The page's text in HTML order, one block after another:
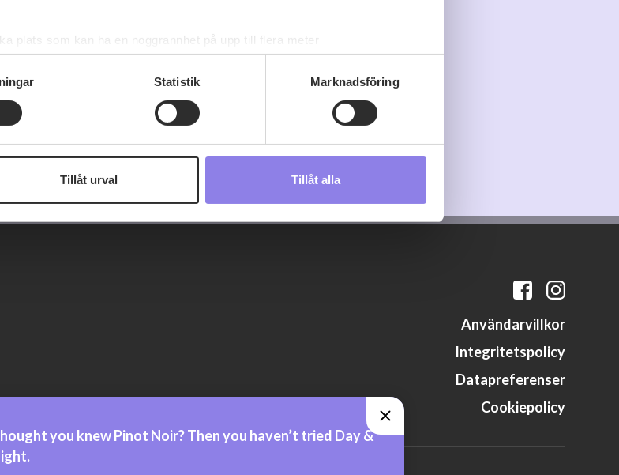
plats som kan ha en noggrannhet på upp till flera meter
den för specifika kännetecken (fingeravtryck)
behandlas och ställ in dina preferenser i
detaljsektionen. Du kan ändra
cookie-förklaringen.
du att du är 25 år eller äldre.
Statistik Marknadsföring
Tillåt urval Tillåt alla
Användarvillkor
Integritetspolicy
Datapreferenser
Cookiepolicy
you knew Pinot Noir? Then you haven’t tried Day &